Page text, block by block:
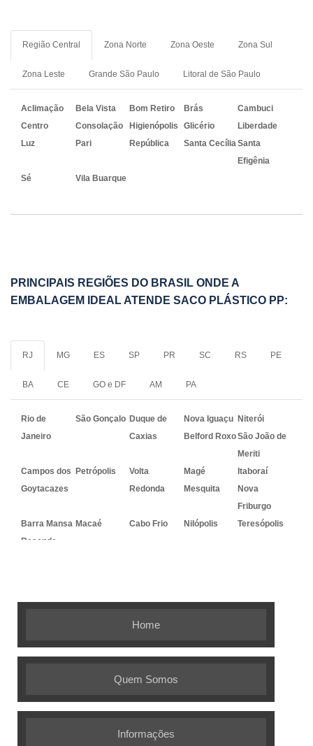
Região Central Zona Norte Zona Oeste Zona Sul
Zona Leste Grande São Paulo Litoral de São Paulo
Aclimação Bela Vista Bom Retiro Brás
Cambuci
Centro
Consolação Higienópolis Glicério
Liberdade
Luz
Pari República Santa CecíliaSanta
Efigênia
Sé
Vila Buarque
PRINCIPAIS REGIÕES DO BRASIL ONDE A
EMBALAGEM IDEAL ATENDE SACO PLÁSTICO PP:
RJ MG ES SP PR SC RS PE
BA CE GO e DF AM PA
Rio de
Janeiro
São Gonçalo Duque de
Caxias
Nova Iguaçu Niterói
Belford RoxoSão João de
Meriti
Campos dos
Goytacazes
Petrópolis
Volta
Redonda
Magé
Itaboraí
Mesquita
Nova
Friburgo
Barra Mansa Macaé Cabo Frio Nilópolis
Teresópolis
Resende
Home
Quem Somos
Informações